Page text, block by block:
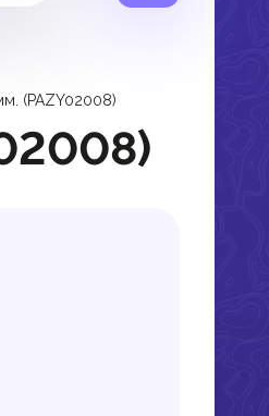
(PAZY02008)